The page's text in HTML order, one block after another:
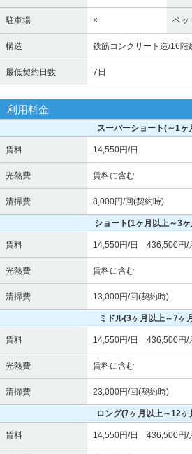
駐車場 × ベッ
構造 鉄筋コンクリート造/16階
最低契約日数 7日
利用料金
スーパーショート(～1ヶ
賃料 14,550円/日
光熱費 賃料に含む
清掃費 8,000円/回(契約時)
ショート(1ヶ月以上～3
賃料 14,550円/日 436,500円/
光熱費 賃料に含む
清掃費 13,000円/回(契約時)
ミドル(3ヶ月以上～7ヶ
賃料 14,550円/日 436,500円/
光熱費 賃料に含む
清掃費 23,000円/回(契約時)
ロング(7ヶ月以上～12ヶ
賃料 14,550円/日 436,500円/